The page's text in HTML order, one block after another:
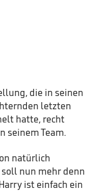
die in seinen
letzten
hatte, recht
seinem Team.
natürlich
nun mehr denn
ist einfach ein